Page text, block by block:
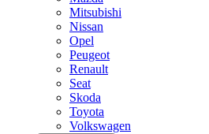
Mitsubishi
Nissan
Opel
Peugeot
Renault
Seat
Skoda
Toyota
Volkswagen